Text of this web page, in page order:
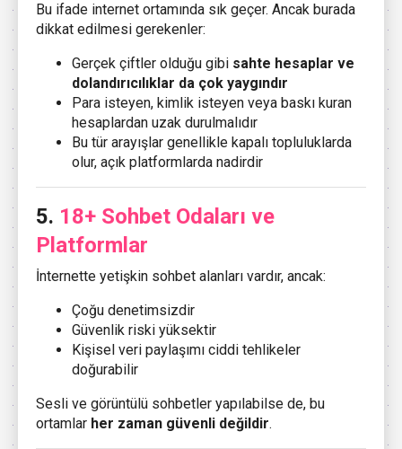
Bu ifade internet ortamında sık geçer. Ancak burada
dikkat edilmesi gerekenler:
Gerçek çiftler olduğu gibi sahte hesaplar ve
dolandırıcılıklar da çok yaygındır
Para isteyen, kimlik isteyen veya baskı kuran
hesaplardan uzak durulmalıdır
Bu tür arayışlar genellikle kapalı topluluklarda
olur, açık platformlarda nadirdir
5. 18+ Sohbet Odaları ve
Platformlar
İnternette yetişkin sohbet alanları vardır, ancak:
Çoğu denetimsizdir
Güvenlik riski yüksektir
Kişisel veri paylaşımı ciddi tehlikeler
doğurabilir
Sesli ve görüntülü sohbetler yapılabilse de, bu
ortamlar her zaman güvenli değildir.